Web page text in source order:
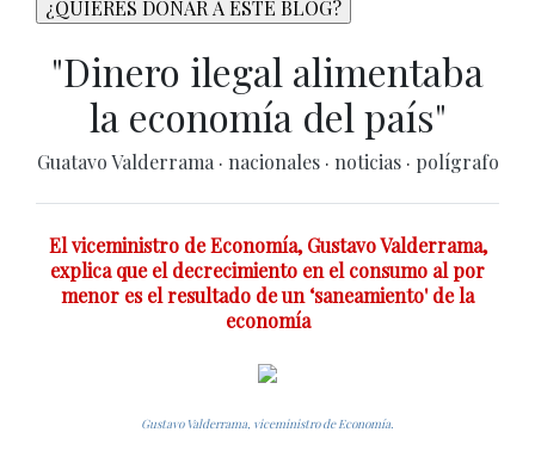
"Dinero ilegal alimentaba
la economía del país"
Guatavo Valderrama · nacionales · noticias · polígrafo
El viceministro de Economía, Gustavo Valderrama,
explica que el decrecimiento en el consumo al por
menor es el resultado de un ‘saneamiento' de la
economía
Gustavo Valderrama, viceministro de Economía.